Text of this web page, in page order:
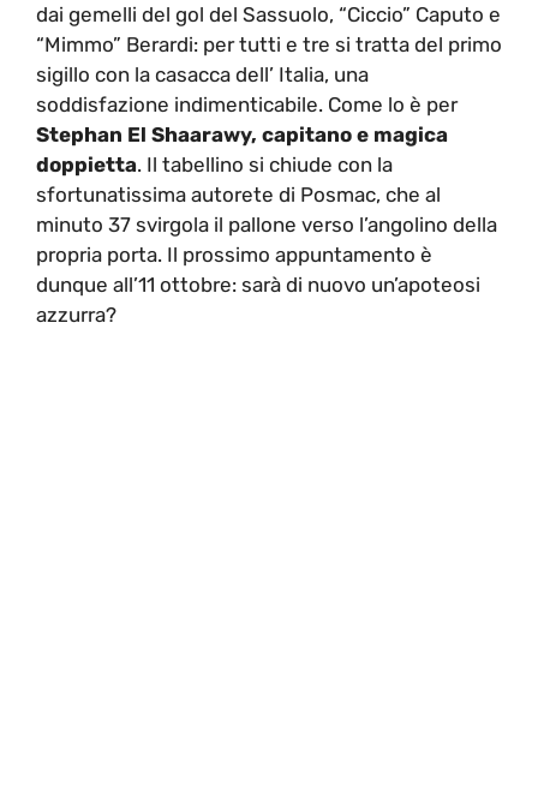
dai gemelli del gol del Sassuolo, “Ciccio” Caputo e
“Mimmo” Berardi: per tutti e tre si tratta del primo
sigillo con la casacca dell’ Italia, una
soddisfazione indimenticabile. Come lo è per
Stephan El Shaarawy, capitano e magica
doppietta. Il tabellino si chiude con la
sfortunatissima autorete di Posmac, che al
minuto 37 svirgola il pallone verso l’angolino della
propria porta. Il prossimo appuntamento è
dunque all’11 ottobre: sarà di nuovo un’apoteosi
azzurra?